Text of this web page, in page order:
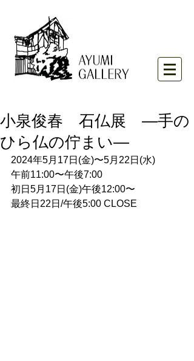
小泉俊春 石仏展 ―手の
ひら仏の佇まい―
2024年5月17日(金)〜5月22日(水)
午前11:00〜午後7:00
初日5月17日(金)午後12:00〜
最終日22日/午後5:00 CLOSE